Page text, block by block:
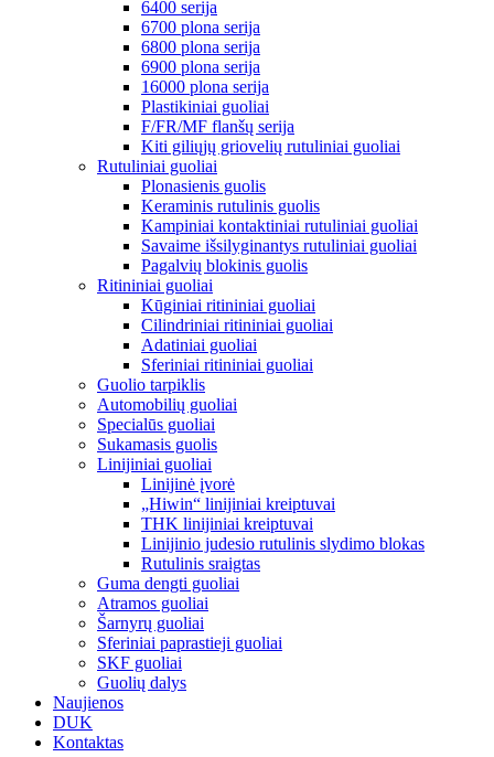
6400 serija
6700 plona serija
6800 plona serija
6900 plona serija
16000 plona serija
Plastikiniai guoliai
F/FR/MF flanšų serija
Kiti giliųjų griovelių rutuliniai guoliai
Rutuliniai guoliai
Plonasienis guolis
Keraminis rutulinis guolis
Kampiniai kontaktiniai rutuliniai guoliai
Savaime išsilyginantys rutuliniai guoliai
Pagalvių blokinis guolis
Ritininiai guoliai
Kūginiai ritininiai guoliai
Cilindriniai ritininiai guoliai
Adatiniai guoliai
Sferiniai ritininiai guoliai
Guolio tarpiklis
Automobilių guoliai
Specialūs guoliai
Sukamasis guolis
Linijiniai guoliai
Linijinė įvorė
„Hiwin“ linijiniai kreiptuvai
THK linijiniai kreiptuvai
Linijinio judesio rutulinis slydimo blokas
Rutulinis sraigtas
Guma dengti guoliai
Atramos guoliai
Šarnyrų guoliai
Sferiniai paprastieji guoliai
SKF guoliai
Guolių dalys
Naujienos
DUK
Kontaktas